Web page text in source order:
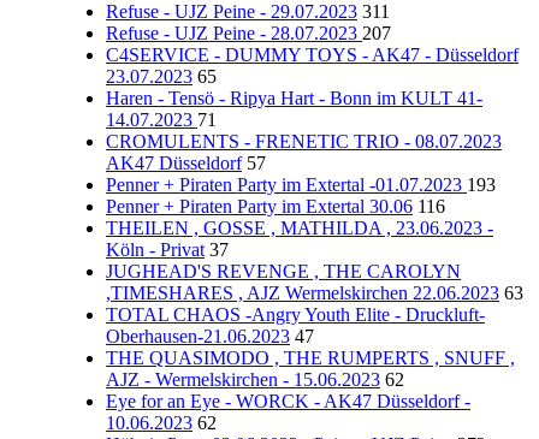
Refuse - UJZ Peine - 29.07.2023 311
Refuse - UJZ Peine - 28.07.2023 207
C4SERVICE - DUMMY TOYS - AK47 - Düsseldorf
23.07.2023 65
Haren - Tensö - Ripya Hart - Bonn im KULT 41-
14.07.2023 71
CROMULENTS - FRENETIC TRIO - 08.07.2023
AK47 Düsseldorf 57
Penner + Piraten Party im Extertal -01.07.2023 193
Penner + Piraten Party im Extertal 30.06 116
THEILEN , GOSSE , MATHILDA , 23.06.2023 -
Köln - Privat 37
JUGHEAD'S REVENGE , THE CAROLYN
,TIMESHARES , AJZ Wermelskirchen 22.06.2023 63
TOTAL CHAOS -Angry Youth Elite - Druckluft-
Oberhausen-21.06.2023 47
THE QUASIMODO , THE RUMPERTS , SNUFF ,
AJZ - Wermelskirchen - 15.06.2023 62
Eye for an Eye - WORCK - AK47 Düsseldorf -
10.06.2023 62